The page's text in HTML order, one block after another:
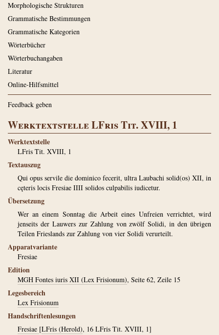
Morphologische Strukturen
Grammatische Bestimmungen
Grammatische Kategorien
Wörterbücher
Wörterbuchangaben
Literatur
Online-Hilfsmittel
Feedback geben
Werktextstelle LFris Tit. XVIII, 1
Werktextstelle
LFris Tit. XVIII, 1
Textauszug
Qui opus servile die dominico fecerit, ultra Laubachi solid(os) XII, in
cęteris locis Fresiae IIII solidos culpabilis iudicetur.
Übersetzung
Wer an einem Sonntag die Arbeit eines Unfreien verrichtet, wird
jenseits der Lauwers zur Zahlung von zwölf Solidi, in den übrigen
Teilen Frieslands zur Zahlung von vier Solidi verurteilt.
Apparatvariante
Fresiae
Edition
MGH Fontes iuris XII (Lex Frisionum), Seite 62, Zeile 15
Legesbereich
Lex Frisionum
Handschriftenlesungen
Fresiae [LFris (Herold), 16 LFris Tit. XVIII, 1]